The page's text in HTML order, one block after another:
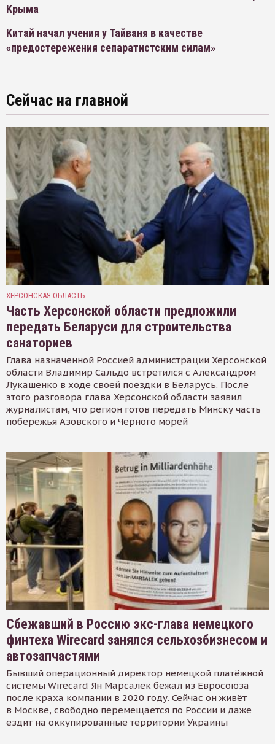
Крыма
Китай начал учения у Тайваня в качестве
«предостережения сепаратистским силам»
Сейчас на главной
ХЕРСОНСКАЯ ОБЛАСТЬ
Часть Херсонской области предложили
передать Беларуси для строительства
санаториев
Глава назначенной Россией администрации Херсонской
области Владимир Сальдо встретился с Александром
Лукашенко в ходе своей поездки в Беларусь. После
этого разговора глава Херсонской области заявил
журналистам, что регион готов передать Минску часть
побережья Азовского и Черного морей
Сбежавший в Россию экс-глава немецкого
финтеха Wirecard занялся сельхозбизнесом и
автозапчастями
Бывший операционный директор немецкой платёжной
системы Wirecard Ян Марсалек бежал из Евросоюза
после краха компании в 2020 году. Сейчас он живёт
в Москве, свободно перемещается по России и даже
ездит на оккупированные территории Украины